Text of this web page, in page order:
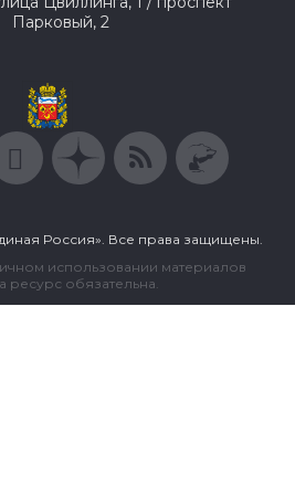
Парковый, 2
Россия». Все права защищены.
использовании материалов
ресурс обязательна.